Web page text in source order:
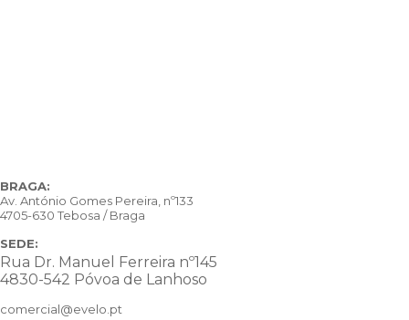
BRAGA:
Av. António Gomes Pereira, nº133
4705-630 Tebosa / Braga
SEDE:
Rua Dr. Manuel Ferreira nº145
4830-542 Póvoa de Lanhoso
comercial@evelo.pt